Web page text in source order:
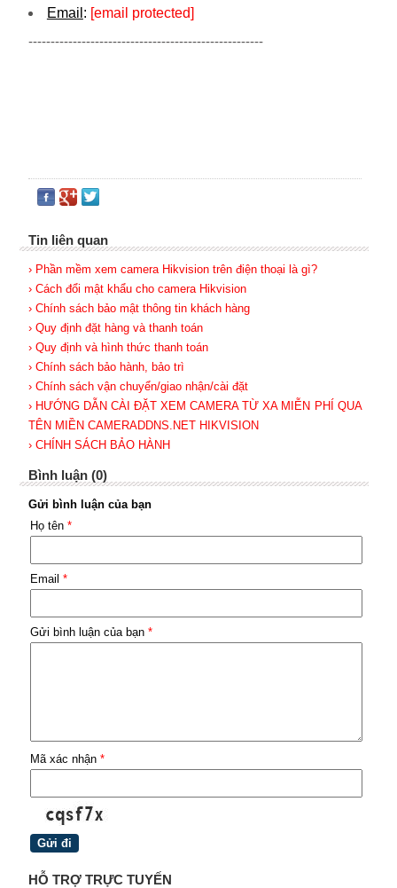
Email : [email protected]
-----------------------------------------------------
Tin liên quan
› Phần mềm xem camera Hikvision trên điện thoại là gì?
› Cách đổi mật khẩu cho camera Hikvision
› Chính sách bảo mật thông tin khách hàng
› Quy định đặt hàng và thanh toán
› Quy định và hình thức thanh toán
› Chính sách bảo hành, bảo trì
› Chính sách vận chuyển/giao nhận/cài đặt
› HƯỚNG DẪN CÀI ĐẶT XEM CAMERA TỪ XA MIỄN PHÍ QUA
TÊN MIỀN CAMERADDNS.NET HIKVISION
› CHÍNH SÁCH BẢO HÀNH
Bình luận (0)
Gửi bình luận của bạn
Họ tên *
Email *
Gửi bình luận của bạn *
Mã xác nhận *
HỖ TRỢ TRỰC TUYẾN